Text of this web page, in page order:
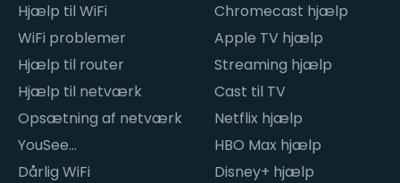
Hjælp til WiFi
WiFi problemer
Hjælp til router
Hjælp til netværk
Opsætning af netværk
YouSee
internetproblemer
Dårlig WiFi
Chromecast hjælp
Apple TV hjælp
Streaming hjælp
Cast til TV
Netflix hjælp
HBO Max hjælp
Disney+ hjælp